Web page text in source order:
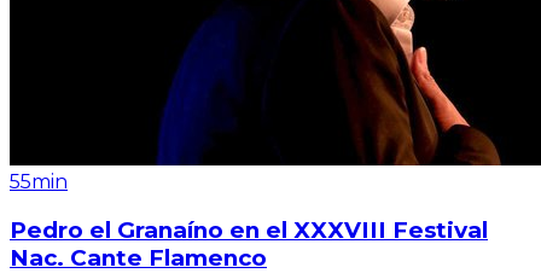
55min
Pedro el Granaíno en el XXXVIII Festival
Nac. Cante Flamenco